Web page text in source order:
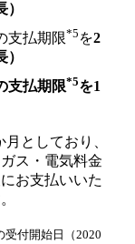
支払期限*5 を2
支払期限*5を1
としており、
ス・電気料金
お支払いいた
付開始日（2020